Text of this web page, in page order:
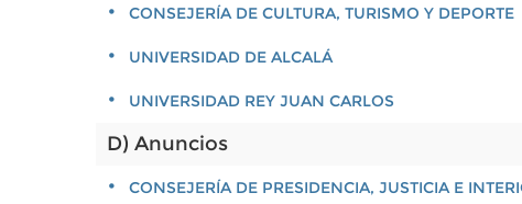
CONSEJERÍA DE CULTURA, TURISMO Y DEPORTE
UNIVERSIDAD DE ALCALÁ
UNIVERSIDAD REY JUAN CARLOS
D) Anuncios
CONSEJERÍA DE PRESIDENCIA, JUSTICIA E